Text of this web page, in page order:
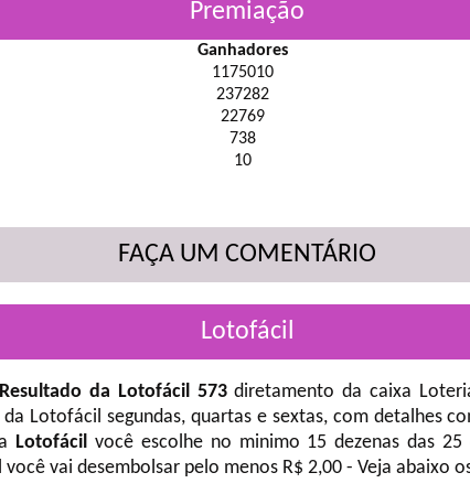
Premiação
Ganhadores
1175010
237282
22769
738
10
FAÇA UM COMENTÁRIO
Lotofácil
Resultado da Lotofácil 573diretamento da caixa
da Lotofácil segundas, quartas e sextas, com detalhes
Lotofácil você escolhe no minimo 15 dezenas das
vai desembolsar pelo menos R$ 2,00 - Veja abaixo